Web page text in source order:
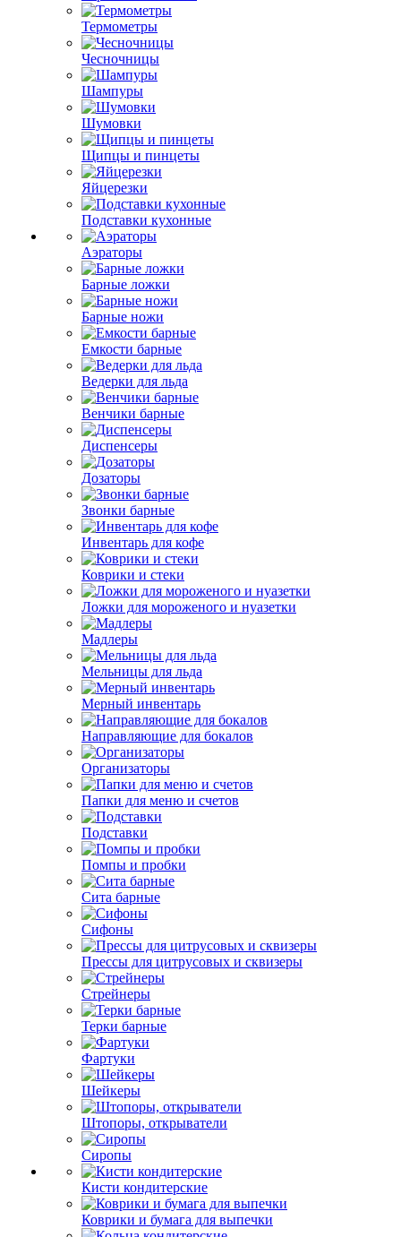
Термометры
Чесночницы
Шампуры
Шумовки
Щипцы и пинцеты
Яйцерезки
Подставки кухонные
Аэраторы
Барные ложки
Барные ножи
Емкости барные
Ведерки для льда
Венчики барные
Диспенсеры
Дозаторы
Звонки барные
Инвентарь для кофе
Коврики и стеки
Ложки для мороженого и нуазетки
Мадлеры
Мельницы для льда
Мерный инвентарь
Направляющие для бокалов
Организаторы
Папки для меню и счетов
Подставки
Помпы и пробки
Сита барные
Сифоны
Прессы для цитрусовых и сквизеры
Стрейнеры
Терки барные
Фартуки
Шейкеры
Штопоры, открыватели
Сиропы
Кисти кондитерские
Коврики и бумага для выпечки